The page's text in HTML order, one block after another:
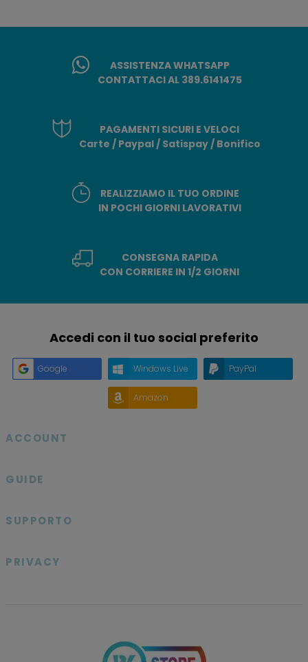
ASSISTENZA WHATSAPP
CONTATTACI AL 389.6141475
PAGAMENTI SICURI E VELOCI
Carte / Paypal / Satispay / Bonifico
REALIZZIAMO IL TUO ORDINE
IN POCHI GIORNI LAVORATIVI
CONSEGNA RAPIDA
CON CORRIERE IN 1/2 GIORNI
Accedi con il tuo social preferito
Google Windows Live PayPal
Amazon
ACCOUNT
GUIDE
SUPPORTO
PRIVACY